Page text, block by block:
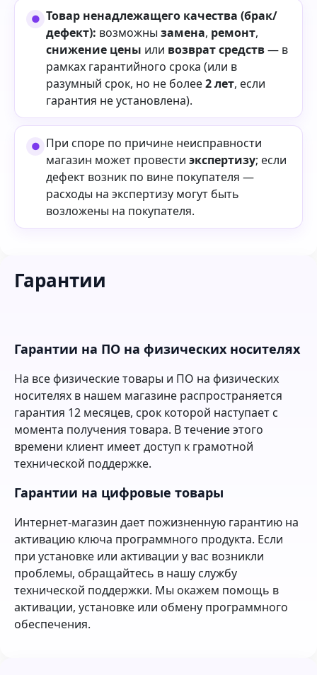
Товар ненадлежащего качества (брак/
дефект): возможны замена, ремонт,
снижение цены или возврат средств— в
рамках гарантийного срока (или в
разумный срок, но не более2 лет, если
гарантия не установлена).
При споре по причине неисправности
магазин может провести экспертизу; если
дефект возник по вине покупателя —
расходы на экспертизу могут быть
возложены на покупателя.
Гарантии
Гарантии на ПО на физических носителях
На все физические товары и ПО на физических
носителях в нашем магазине распространяется
гарантия 12 месяцев, срок которой наступает с
момента получения товара. В течение этого
времени клиент имеет доступ к грамотной
технической поддержке.
Гарантии на цифровые товары
Интернет-магазин дает пожизненную гарантию на
активацию ключа программного продукта. Если
при установке или активации у вас возникли
проблемы, обращайтесь в нашу службу
технической поддержки. Мы окажем помощь в
активации, установке или обмену программного
обеспечения.